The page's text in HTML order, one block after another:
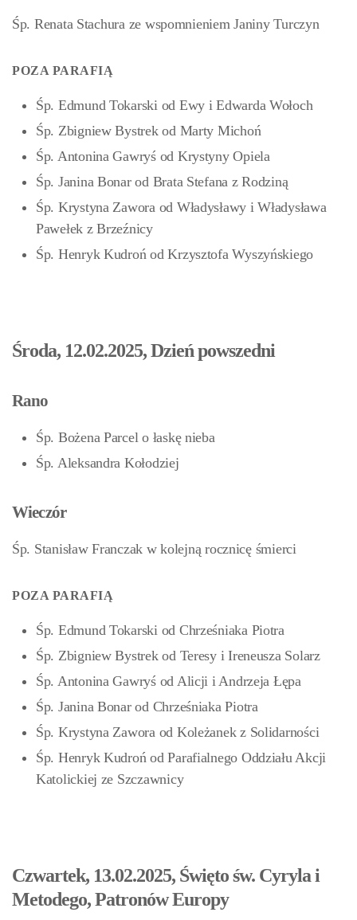
Śp. Renata Stachura ze wspomnieniem Janiny Turczyn
POZA PARAFIĄ
Śp. Edmund Tokarski od Ewy i Edwarda Wołoch
Śp. Zbigniew Bystrek od Marty Michoń
Śp. Antonina Gawryś od Krystyny Opiela
Śp. Janina Bonar od Brata Stefana z Rodziną
Śp. Krystyna Zawora od Władysławy i Władysława
Pawełek z Brzeźnicy
Śp. Henryk Kudroń od Krzysztofa Wyszyńskiego
Środa, 12.02.2025, Dzień powszedni
Rano
Śp. Bożena Parcel o łaskę nieba
Śp. Aleksandra Kołodziej
Wieczór
Śp. Stanisław Franczak w kolejną rocznicę śmierci
POZA PARAFIĄ
Śp. Edmund Tokarski od Chrześniaka Piotra
Śp. Zbigniew Bystrek od Teresy i Ireneusza Solarz
Śp. Antonina Gawryś od Alicji i Andrzeja Łępa
Śp. Janina Bonar od Chrześniaka Piotra
Śp. Krystyna Zawora od Koleżanek z Solidarności
Śp. Henryk Kudroń od Parafialnego Oddziału Akcji
Katolickiej ze Szczawnicy
Czwartek, 13.02.2025, Święto św. Cyryla i
Metodego, Patronów Europy